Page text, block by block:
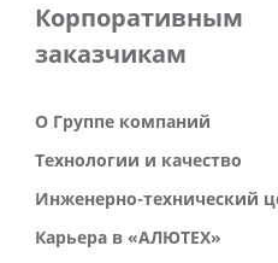
Корпоративным
заказчикам
О Группе компаний
Технологии и качество
Инженерно-технический
Карьера в «АЛЮТЕХ»